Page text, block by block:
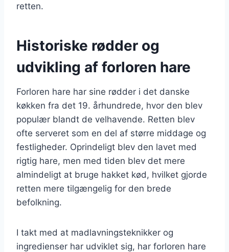
retten.
Historiske rødder og
udvikling af forloren hare
Forloren hare har sine rødder i det danske
køkken fra det 19. århundrede, hvor den blev
populær blandt de velhavende. Retten blev
ofte serveret som en del af større middage og
festligheder. Oprindeligt blev den lavet med
rigtig hare, men med tiden blev det mere
almindeligt at bruge hakket kød, hvilket gjorde
retten mere tilgængelig for den brede
befolkning.
I takt med at madlavningsteknikker og
ingredienser har udviklet sig, har forloren hare